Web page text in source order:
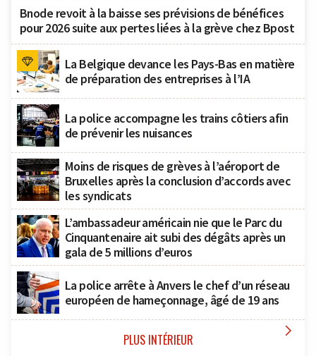
Bnode revoit à la baisse ses prévisions de bénéfices
pour 2026 suite aux pertes liées à la grève chez Bpost
La Belgique devance les Pays-Bas en matière
de préparation des entreprises à l’IA
La police accompagne les trains côtiers afin
de prévenir les nuisances
Moins de risques de grèves à l’aéroport de
Bruxelles après la conclusion d’accords avec
les syndicats
L’ambassadeur américain nie que le Parc du
Cinquantenaire ait subi des dégâts après un
gala de 5 millions d’euros
La police arrête à Anvers le chef d’un réseau
européen de hameçonnage, âgé de 19 ans
PLUS INTÉRIEUR 